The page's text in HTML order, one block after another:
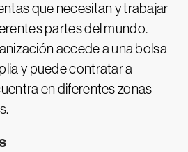
que necesitan y trabajar
partes del mundo.
accede a una bolsa
y puede contratar a
en diferentes zonas